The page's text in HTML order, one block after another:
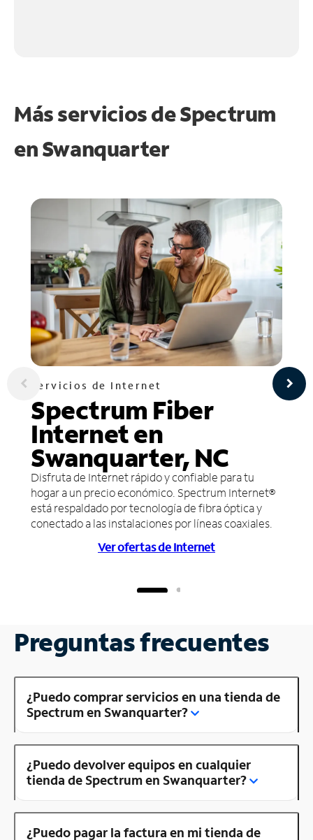
Más servicios de Spectrum
enSwanquarter
Servicios de Internet
Spectrum Fiber
Internet en
Swanquarter, NC
Disfruta de Internet rápido y confiable para tu
hogar a un precio económico. Spectrum Internet®
está respaldado por tecnología de fibra óptica y
conectado a las instalaciones por líneas coaxiales.
Ver ofertas de Internet
Preguntas frecuentes
¿Puedo comprar servicios en una tienda de
Spectrum en Swanquarter?
¿Puedo devolver equipos en cualquier
tienda de Spectrum en Swanquarter?
¿Puedo pagar la factura en mi tienda de